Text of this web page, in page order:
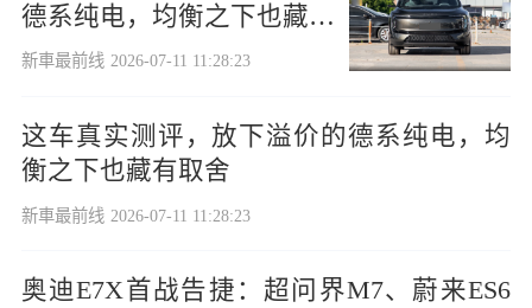
德系纯电，均衡之下也藏有
取舍
新車最前线 2026-07-11 11:28:23
这车真实测评，放下溢价的德系纯电，均
衡之下也藏有取舍
新車最前线 2026-07-11 11:28:23
奥迪E7X首战告捷：超问界M7、蔚来ES6